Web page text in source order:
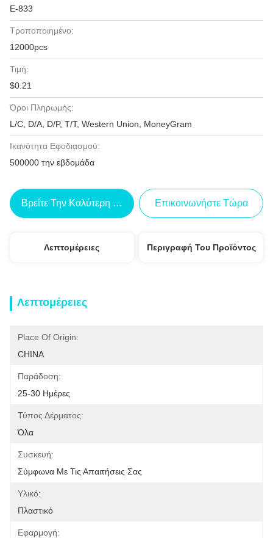
Ε-833
Τροποποιημένο:
12000pcs
Τιμή:
$0.21
Όροι Πληρωμής:
L/C, D/A, D/P, T/T, Western Union, MoneyGram
Ικανότητα Εφοδιασμού:
500000 την εβδομάδα
Βρείτε Την Καλύτερη Τιμή Επικοινωνήστε Τώρα
Λεπτομέρειες Περιγραφή Του Προϊόντος
Λεπτομέρειες
Place Of Origin:
CHINA
Παράδοση:
25-30 Ημέρες
Τύπος Δέρματος:
Όλα
Συσκευή:
Σύμφωνα Με Τις Απαιτήσεις Σας
Υλικό:
Πλαστικό
Εφαρμογή: